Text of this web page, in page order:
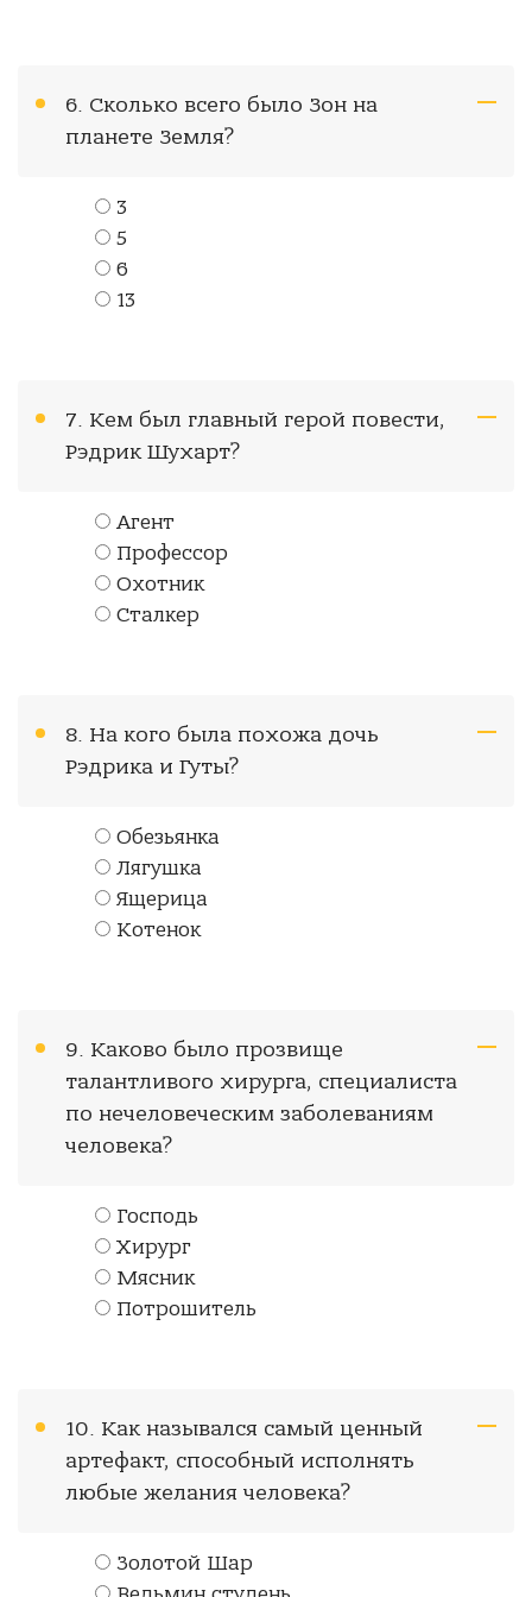
6. Сколько всего было Зон на
планете Земля?
3
5
6
13
7. Кем был главный герой повести,
Рэдрик Шухарт?
Агент
Профессор
Охотник
Сталкер
8. На кого была похожа дочь
Рэдрика и Гуты?
Обезьянка
Лягушка
Ящерица
Котенок
9. Каково было прозвище
талантливого хирурга, специалиста
по нечеловеческим заболеваниям
человека?
Господь
Хирург
Мясник
Потрошитель
10. Как назывался самый ценный
артефакт, способный исполнять
любые желания человека?
Золотой Шар